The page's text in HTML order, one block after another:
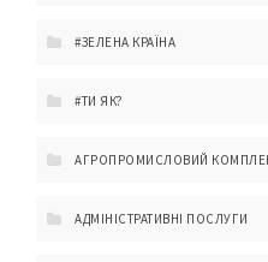
#ЗЕЛЕНА КРАЇНА
#ТИ ЯК?
АГРОПРОМИСЛОВИЙ
АДМІНІСТРАТИВНІ ПОСЛУГИ